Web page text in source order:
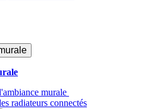
murale
radiateurs connectés